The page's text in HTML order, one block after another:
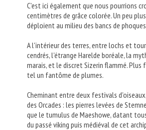
C'est ici également que nous pourrions
centimètres de grâce colorée. Un peu
déploient au milieu des bancs de
A l'intérieur des terres, entre lochs et
cendrés, l'étrange Harelde boréale, la
marais, et le discret Sizerin flammé.
tel un fantôme de plumes.
Cheminant entre deux festivals
des Orcades : les pierres levées de
que le tumulus de Maeshowe, datant
du passé viking puis médiéval de cet